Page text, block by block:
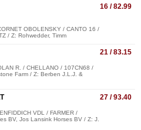
16 / 82.99
OBOLENSKY / CANTO 16 /
/ Z: Rohwedder, Timm
21 / 83.15
R. / CHELLANO / 107CN68 /
Farm / Z: Berben J.L.J. &
27 / 93.40
VDL / FARMER /
BV, Jos Lansink Horses BV / Z: J.